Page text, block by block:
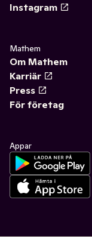
Instagram
Mathem
Om Mathem
Karriär
Press
För företag
Appar